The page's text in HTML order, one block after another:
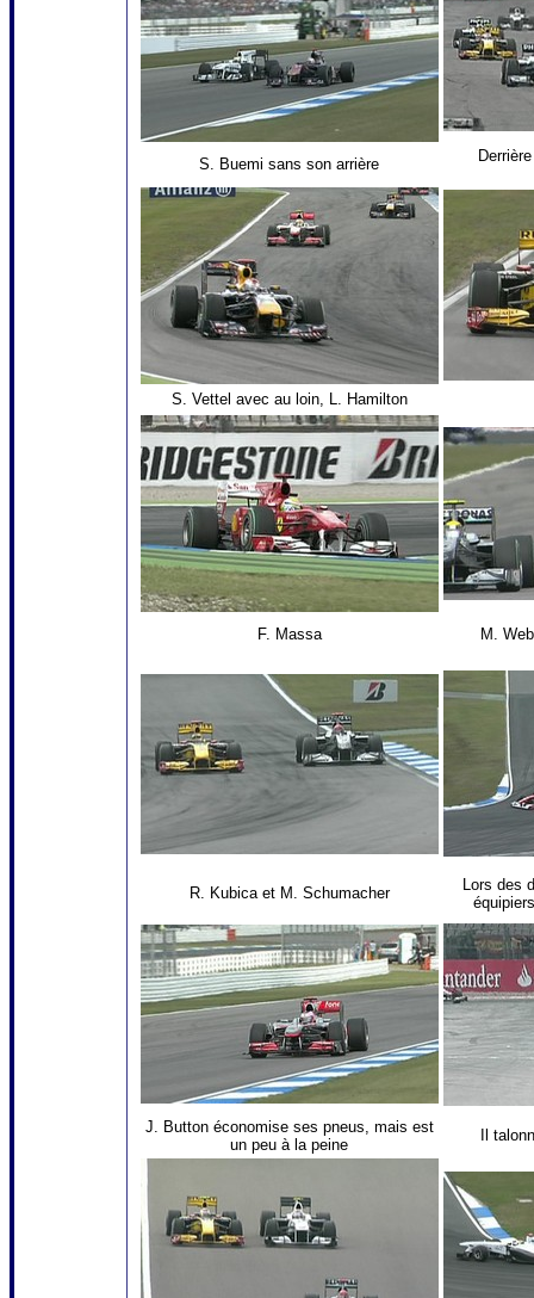
S. Buemi sans son arrière
S. Vettel avec au loin, L. Hamilton
F. Massa M.
R. Kubica et M. Schumacher
Lors des
J. Button économise ses pneus, mais est
un peu à la peine
Il